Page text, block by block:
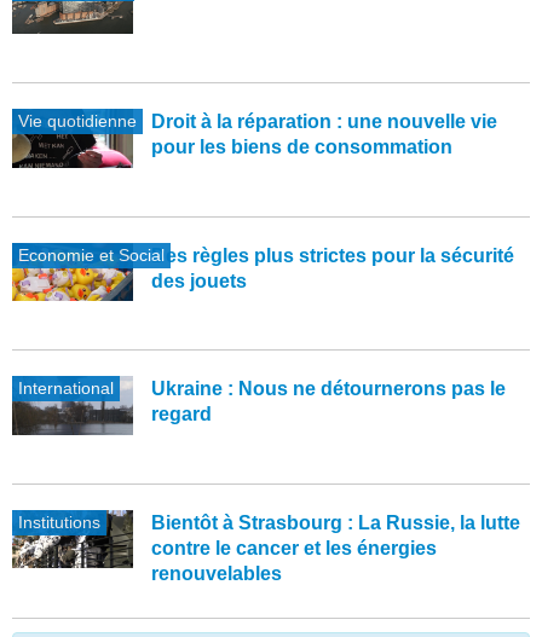
Vie quotidienne
Droit à la réparation : une nouvelle vie
pour les biens de consommation
Economie et SocialDes règles plus strictes pour la sécurité
des jouets
International
Ukraine : Nous ne détournerons pas le
regard
Institutions
Bientôt à Strasbourg : La Russie, la lutte
contre le cancer et les énergies
renouvelables